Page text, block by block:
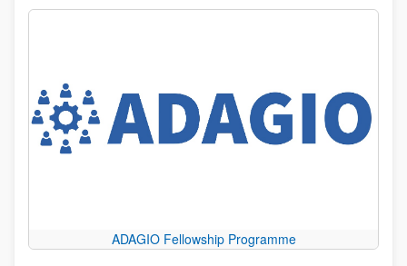
ADAGIO Fellowship Programme